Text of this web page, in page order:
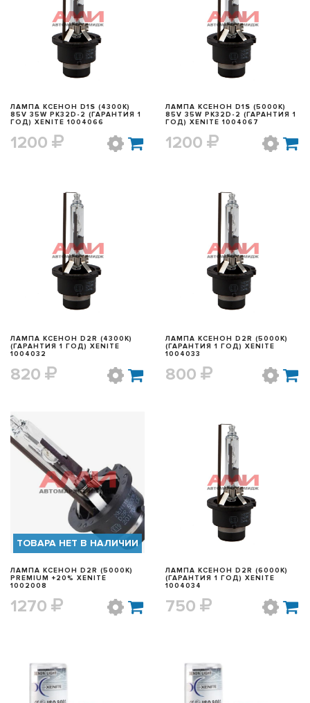
БЫСТРЫЙ ПРОСМОТР
ЛАМПА КСЕНОН D1S (4300K)
85V 35W PK32D-2 (ГАРАНТИЯ 1
ГОД) XENITE 1004066
1200
БЫСТРЫЙ ПРОСМОТР
ЛАМПА КСЕНОН D1S (5000K)
85V 35W PK32D-2 (ГАРАНТИЯ 1
ГОД) XENITE 1004067
1200
БЫСТРЫЙ ПРОСМОТР
ЛАМПА КСЕНОН D2R (4300K)
(ГАРАНТИЯ 1 ГОД) XENITE
1004032
820
БЫСТРЫЙ ПРОСМОТР
ЛАМПА КСЕНОН D2R (5000K)
(ГАРАНТИЯ 1 ГОД) XENITE
1004033
800
БЫСТРЫЙ ПРОСМОТР
ТОВАРА НЕТ В НАЛИЧИИ
ЛАМПА КСЕНОН D2R (5000K)
PREMIUM +20% XENITE
1002008
1270
БЫСТРЫЙ ПРОСМОТР
ЛАМПА КСЕНОН D2R (6000K)
(ГАРАНТИЯ 1 ГОД) XENITE
1004034
750